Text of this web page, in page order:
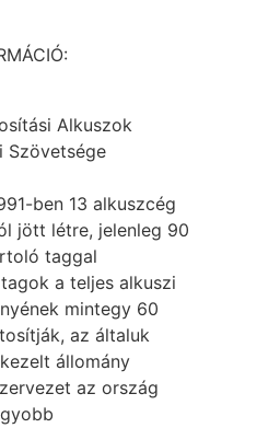
Alkuszok
Szövetsége
ben 13 alkuszcég
jött létre, jelenleg 90
taggal
a teljes alkuszi
mintegy 60
az általuk
állomány
az ország